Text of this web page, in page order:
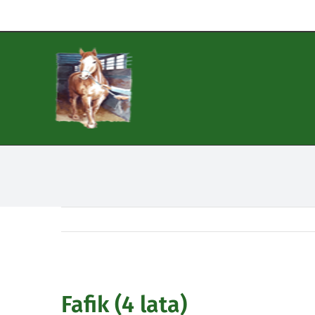
Fafik (4 lata)